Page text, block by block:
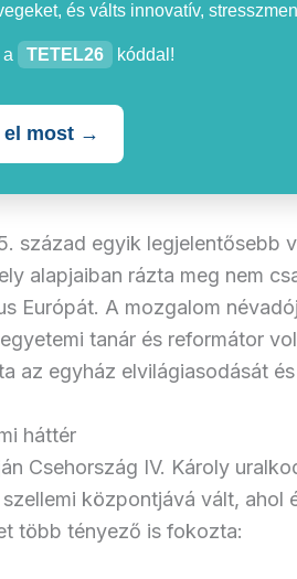
és válts innovatív,
a TETEL26 kóddal!
el most →
század egyik legjelentősebb
alapjaiban rázta meg nem
Európát. A mozgalom
tanár és reformátor
az egyház elvilágiasodását
háttér
Csehország IV. Károly
központjává vált, ahol
több tényező is fokozta: